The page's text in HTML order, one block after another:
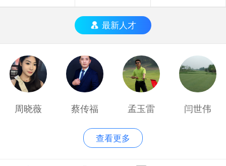
最新人才
周晓薇 蔡传福 孟玉雷 闫世伟
查看更多